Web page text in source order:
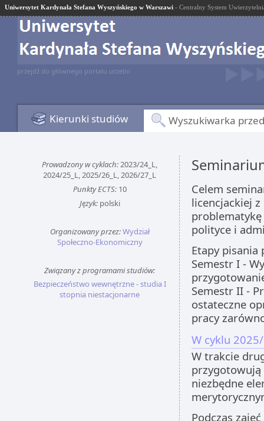
Uniwersytet Kardynała Stefana Wyszyńskiego w Warszawi - Centralny System
przejdź do głównego portalu uczelni
Kierunki studiów Wyszukiwarka
Prowadzony w cyklach:2023/24_L,
2024/25_L, 2025/26_L, 2026/27_L
Punkty ECTS:10
Język:polski
Organizowany przez:Wydział
Społeczno-Ekonomiczny
Związany z programami studiów:
Bezpieczeństwo wewnętrzne - studia I
stopnia niestacjonarne
Celem
licencjackiej
polityce i
Etapy pisania
Semestr I -
Semestr II -
ostateczne
pracy
W cyklu
W trakcie
przygotowują
niezbędne
Podczas